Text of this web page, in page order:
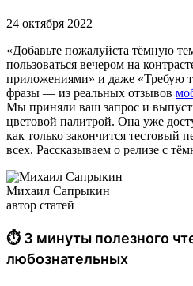
24 октября 2022
«Добавьте пожалуйста тёмную
пользоваться вечером на
приложениями» и даже «Требую
фразы — из реальных отзывов
Мы приняли ваш запрос и
цветовой палитрой. Она уже
как только закончится тестовый
всех. Рассказываем о релизе с
Михаил Сапрыкин
автор статей
⏱ 3 минуты полезного
любознательных